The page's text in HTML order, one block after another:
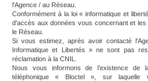
l'Agence / au Réseau.
Conformément à la loi « informatique et
d'accès aux données vous concernant et
le Réseau.
Si vous estimez, après avoir contacté
Informatique et Libertés » ne sont pas
réclamation à la CNIL.
Nous vous informons de l’existence de
téléphonique « Bloctel », sur